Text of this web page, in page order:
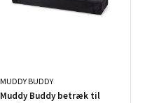
MUDDY BUDDY
Muddy Buddy betræk til